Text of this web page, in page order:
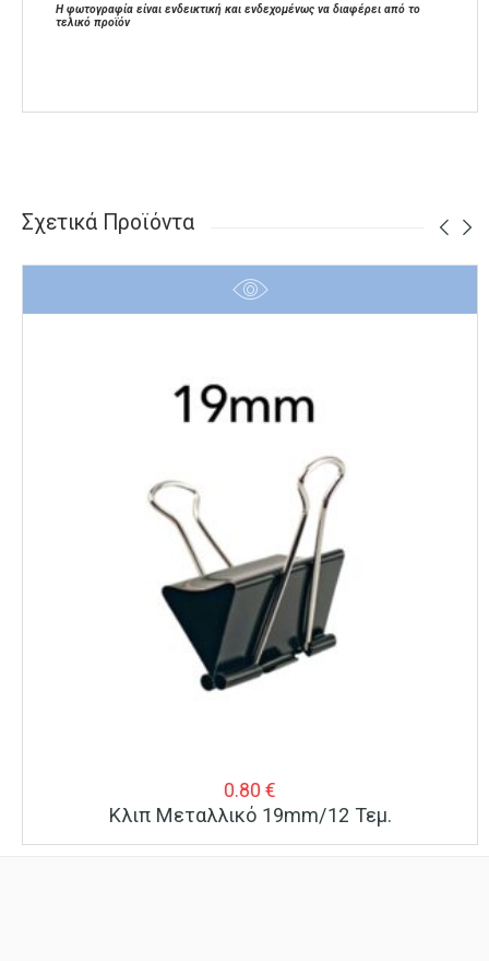
Η φωτογραφία είναι ενδεικτική και ενδεχομένως να διαφέρει από το
τελικό προϊόν
Σχετικά Προϊόντα
0.80 €
Κλιπ Μεταλλικό 19mm/12 Τεμ.